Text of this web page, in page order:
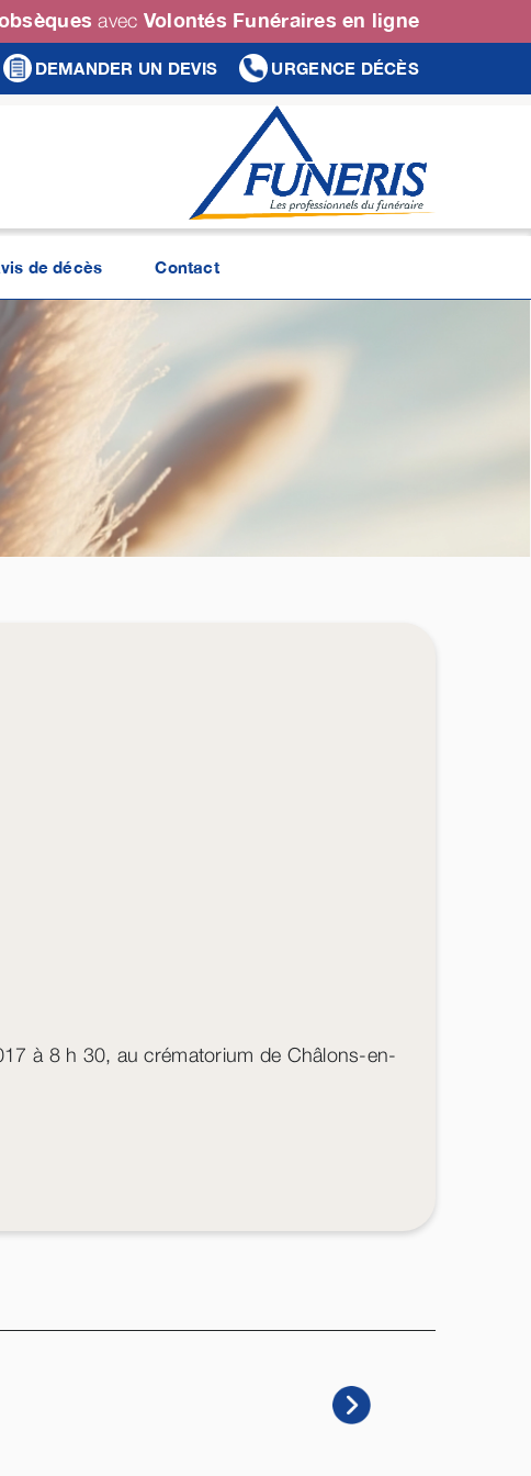
avec Volontés Funéraires en ligne
DEMANDER UN DEVIS URGENCE DÉCÈS
de décès Contact
à 8 h 30, au crématorium de Châlons-en-